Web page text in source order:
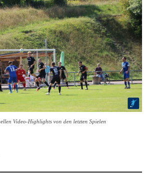
Video-Highlights von den letzten Spielen